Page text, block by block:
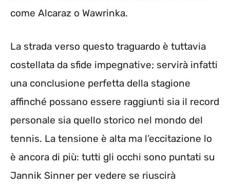
come Alcaraz o Wawrinka.
La strada verso questo traguardo è tuttavia
costellata da sfide impegnative; servirà infatti
una conclusione perfetta della stagione
affinché possano essere raggiunti sia il record
personale sia quello storico nel mondo del
tennis. La tensione è alta ma l’eccitazione lo
è ancora di più: tutti gli occhi sono puntati su
Jannik Sinner per vedere se riuscirà